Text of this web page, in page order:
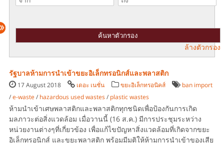
ล้างตัวกรอง
รัฐบาลห้ามการนำเข้าขยะอิเล็กทรอนิกส์และพลาสติก
17 August 2018 เดอะ เนชั่น ขยะอิเล็กทรอนิคส์
ban import
/e-waste / hazardous used wastes/ plastic wastes
ห้ามนำเข้าเศษพลาสติกและพลาสติกทุกชนิดเพื่อป้องกันการเกิด
มลภาวะต่อสิ่งแวดล้อม เมื่อวานนี้ (16 ส.ค.) มีการประชุมระหว่าง
หน่วยงานต่างๆที่เกี่ยวข้อง เพื่อแก้ไขปัญหาสิ่งแวดล้อมที่เกิดจากขยะ
อิเล็กทรอนิกส์ และขยะพลาสติก พร้อมมีมติให้ห้ามการนำเข้าของเสีย